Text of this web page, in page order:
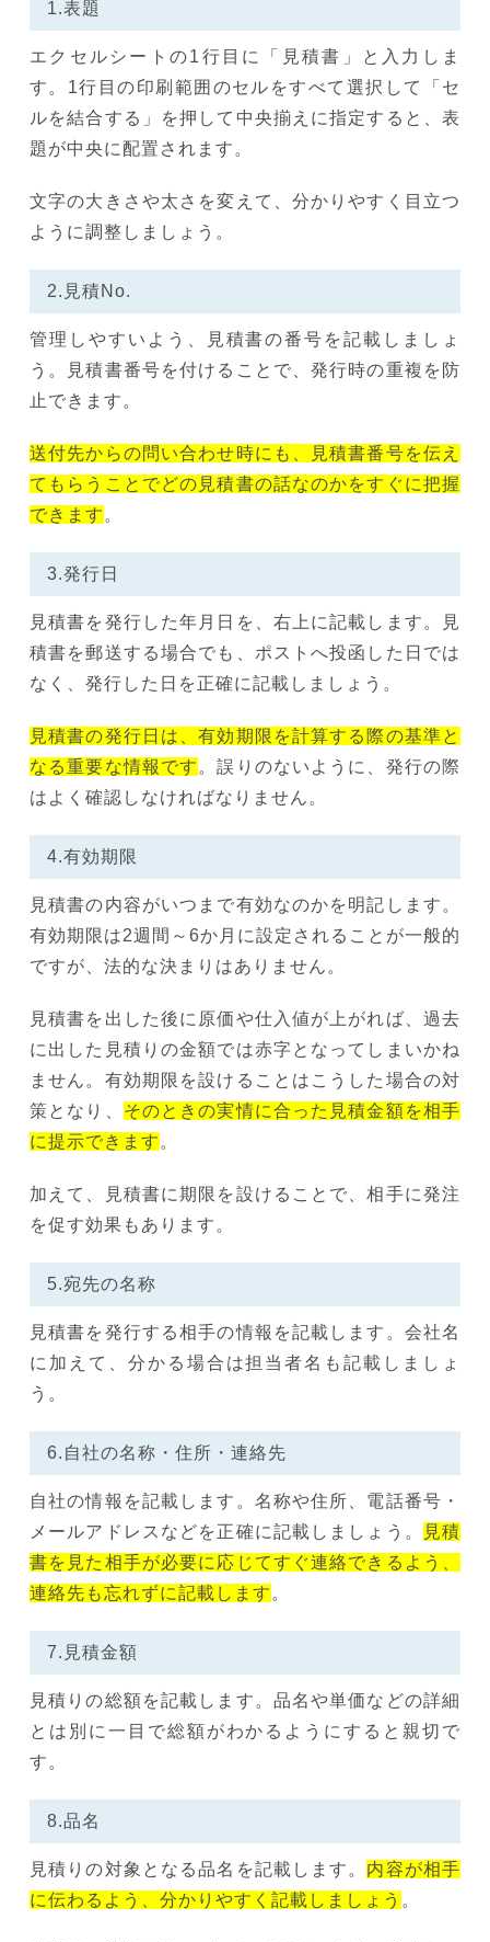
1.表題
エクセルシートの1行目に「見積書」と入力しま
す。1行目の印刷範囲のセルをすべて選択して「セ
ルを結合する」を押して中央揃えに指定すると、表
題が中央に配置されます。
文字の大きさや太さを変えて、分かりやすく目立つ
ように調整しましょう。
2.見積No.
管理しやすいよう、見積書の番号を記載しましょ
う。見積書番号を付けることで、発行時の重複を防
止できます。
送付先からの問い合わせ時にも、見積書番号を伝え
てもらうことでどの見積書の話なのかをすぐに把握
できます 。
3.発行日
見積書を発行した年月日を、右上に記載します。見
積書を郵送する場合でも、ポストへ投函した日では
なく、発行した日を正確に記載しましょう。
見積書の発行日は、有効期限を計算する際の基準と
なる重要な情報です 。誤りのないように、発行の際
はよく確認しなければなりません。
4.有効期限
見積書の内容がいつまで有効なのかを明記します。
有効期限は2週間～6か月に設定されることが一般的
ですが、法的な決まりはありません。
見積書を出した後に原価や仕入値が上がれば、過去
に出した見積りの金額では赤字となってしまいかね
ません。有効期限を設けることはこうした場合の対
策となり、 そのときの実情に合った見積金額を相手
に提示できます 。
加えて、見積書に期限を設けることで、相手に発注
を促す効果もあります。
5.宛先の名称
見積書を発行する相手の情報を記載します。会社名
に加えて、分かる場合は担当者名も記載しましょ
う。
6.自社の名称・住所・連絡先
自社の情報を記載します。名称や住所、電話番号・
メールアドレスなどを正確に記載しましょう。
見積
書を見た相手が必要に応じてすぐ連絡できるよう、
連絡先も忘れずに記載します 。
7.見積金額
見積りの総額を記載します。品名や単価などの詳細
とは別に一目で総額がわかるようにすると親切で
す。
8.品名
見積りの対象となる品名を記載します。 内容が相手
に伝わるよう、分かりやすく記載しましょう 。